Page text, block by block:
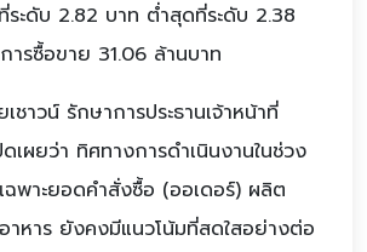
ระดับ 2.82 บาท ต่ำสุดที่ระดับ 2.38
ารซื้อขาย 31.06 ล้านบาท
ชาวน์ รักษาการประธานเจ้าหน้าที่
เผยว่า ทิศทางการดำเนินงานในช่วง
ฉพาะยอดคำสั่งซื้อ (ออเดอร์) ผลิต
หาร ยังคงมีแนวโน้มที่สดใสอย่างต่อ